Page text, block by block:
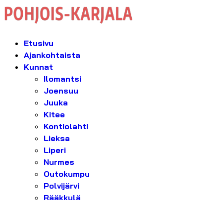
Etusivu
Ajankohtaista
Kunnat
Ilomantsi
Joensuu
Juuka
Kitee
Kontiolahti
Lieksa
Liperi
Nurmes
Outokumpu
Polvijärvi
Rääkkylä